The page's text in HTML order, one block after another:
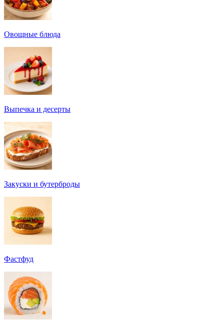
Овощные блюда
Выпечка и десерты
Закуски и бутерброды
Фастфуд